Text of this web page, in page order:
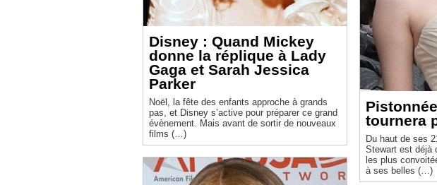
Disney : Quand Mickey
donne la réplique à Lady
Gaga et Sarah Jessica
Parker
Noël, la fête des enfants approche à grands
pas, et Disney s’active pour préparer ce grand
évènement. Mais avant de sortir de nouveaux
films (…)
tournera
Du haut de ses
Stewart est déjà
les plus
à ses belles (…)